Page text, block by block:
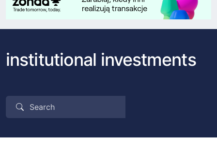
institutional investments